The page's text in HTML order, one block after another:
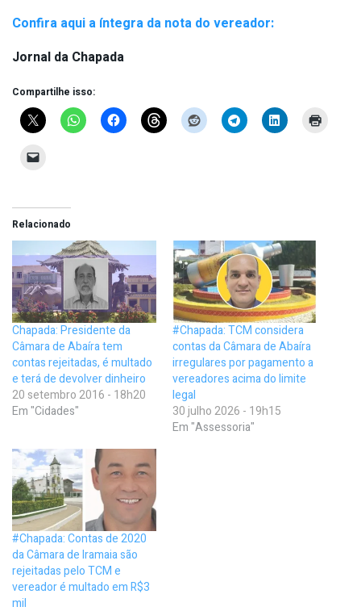
Confira aqui a íntegra da nota do vereador:
Jornal da Chapada
Compartilhe isso:
Relacionado
Chapada: Presidente da
Câmara de Abaíra tem
contas rejeitadas, é multado
e terá de devolver dinheiro
20 setembro 2016 - 18h20
Em "Cidades"
#Chapada: TCM considera
contas da Câmara de Abaíra
irregulares por pagamento a
vereadores acima do limite
legal
30 julho 2026 - 19h15
Em "Assessoria"
#Chapada: Contas de 2020
da Câmara de Iramaia são
rejeitadas pelo TCM e
vereador é multado em R$3
mil